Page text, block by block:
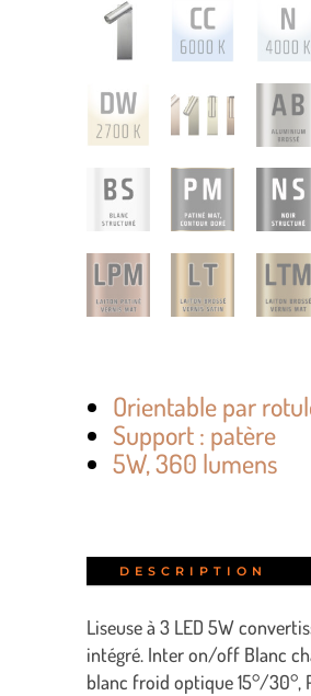
Orientable par
Support : patère
5W, 360 lumens
DESCRIPTION
Liseuse à 3 LED 5W
intégré. Inter on/off Blanc
blanc froid optique 15°/30°,